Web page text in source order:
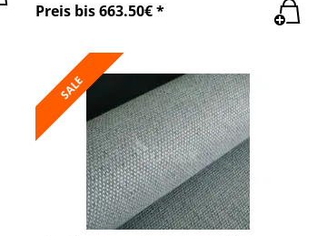
Preis bis 663.50€ *
SALE